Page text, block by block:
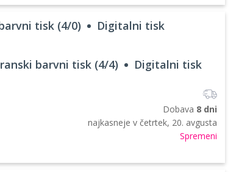
tisk (4/0) Digitalni tisk
barvni tisk (4/4) Digitalni tisk
Dobava 8 dni
najkasneje v četrtek, 20. avgusta
Spremeni